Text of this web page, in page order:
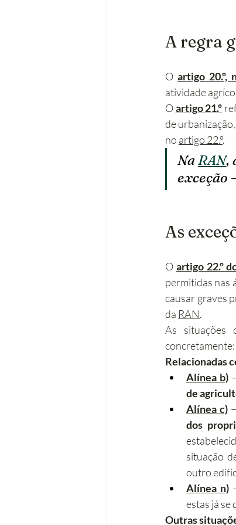
A regra
O artigo 20.º,
atividade
O artigo 21.º
de
no artigo 22.º.
Na RAN,
exceção
As
O artigo 22.º
permitidas nas
causar graves
da RAN.
As situações
concretamente:
Relacionadas
Alínea b)
de
Alínea c) —
dos
situação
outro
Alínea n)
estas já se
Outras